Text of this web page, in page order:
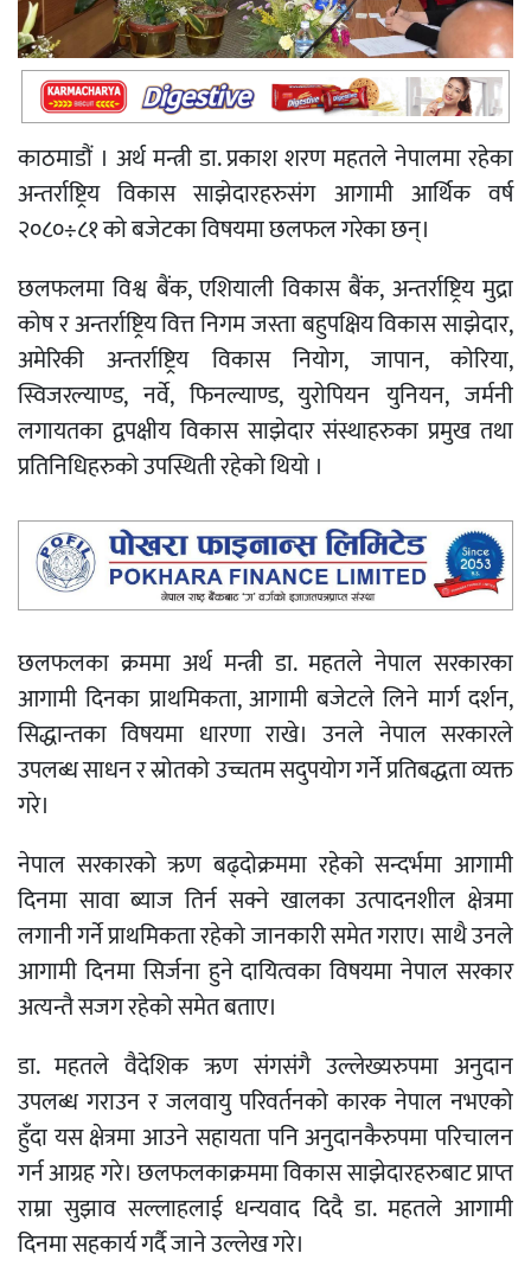
काठमाडौं । अर्थ मन्त्री डा. प्रकाश शरण महतले नेपालमा रहेका
अन्तर्राष्ट्रिय विकास साझेदारहरुसंग आगामी आर्थिक वर्ष
२०८०÷८१ को बजेटका विषयमा छलफल गरेका छन्।
छलफलमा विश्व बैंक, एशियाली विकास बैंक, अन्तर्राष्ट्रिय मुद्रा
कोष र अन्तर्राष्ट्रिय वित्त निगम जस्ता बहुपक्षिय विकास साझेदार,
अमेरिकी अन्तर्राष्ट्रिय विकास नियोग, जापान, कोरिया,
स्विजरल्याण्ड, नर्वे, फिनल्याण्ड, युरोपियन युनियन, जर्मनी
लगायतका द्वपक्षीय विकास साझेदार संस्थाहरुका प्रमुख तथा
प्रतिनिधिहरुको उपस्थिती रहेको थियो ।
छलफलका क्रममा अर्थ मन्त्री डा. महतले नेपाल सरकारका
आगामी दिनका प्राथमिकता, आगामी बजेटले लिने मार्ग दर्शन,
सिद्धान्तका विषयमा धारणा राखे। उनले नेपाल सरकारले
उपलब्ध साधन र स्रोतको उच्चतम सदुपयोग गर्ने प्रतिबद्धता व्यक्त
गरे।
नेपाल सरकारको ऋण बढ्दोक्रममा रहेको सन्दर्भमा आगामी
दिनमा सावा ब्याज तिर्न सक्ने खालका उत्पादनशील क्षेत्रमा
लगानी गर्ने प्राथमिकता रहेको जानकारी समेत गराए। साथै उनले
आगामी दिनमा सिर्जना हुने दायित्वका विषयमा नेपाल सरकार
अत्यन्तै सजग रहेको समेत बताए।
डा. महतले वैदेशिक ऋण संगसंगै उल्लेख्यरुपमा अनुदान
उपलब्ध गराउन र जलवायु परिवर्तनको कारक नेपाल नभएको
हुँदा यस क्षेत्रमा आउने सहायता पनि अनुदानकैरुपमा परिचालन
गर्न आग्रह गरे। छलफलकाक्रममा विकास साझेदारहरुबाट प्राप्त
राम्रा सुझाव सल्लाहलाई धन्यवाद दिदै डा. महतले आगामी
दिनमा सहकार्य गर्दै जाने उल्लेख गरे।